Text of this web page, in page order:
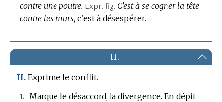
contre une poutre. Expr. fig. C’est à se cogner la tête
contre les murs, c’est à désespérer.
II.
II. Exprime le conflit.
1. Marque le désaccord, la divergence.En dépit